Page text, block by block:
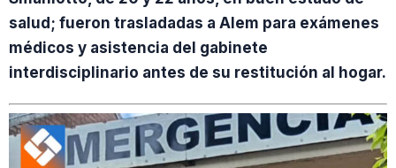
salud; fueron trasladadas a Alem para exámenes
médicos y asistencia del gabinete
interdisciplinario antes de su restitución al hogar.